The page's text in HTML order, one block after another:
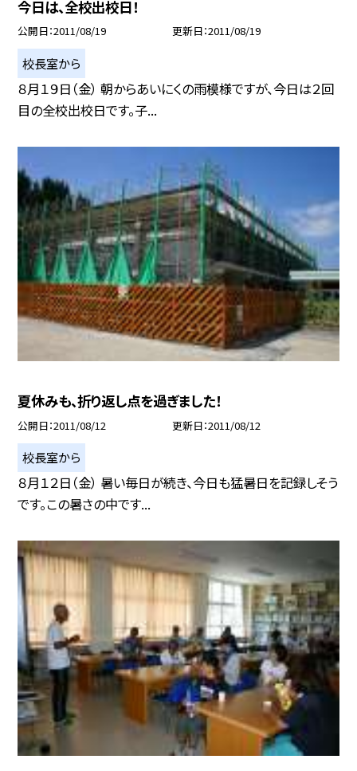
今日は、全校出校日！
公開日 2011/08/19 更新日 2011/08/19
校長室から
８月１９日（金） 朝からあいにくの雨模様ですが、今日は２回
目の全校出校日です。子...
夏休みも、折り返し点を過ぎました！
公開日 2011/08/12 更新日 2011/08/12
校長室から
８月１２日（金） 暑い毎日が続き、今日も猛暑日を記録しそう
です。この暑さの中です...